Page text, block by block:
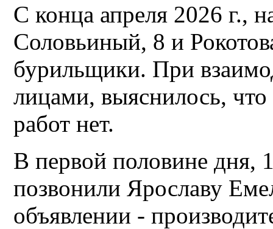
С конца апреля 2026 г.,
Соловьиный, 8 и
бурильщики. При
лицами, выяснилось,
работ нет.
В первой половине дня,
позвонили Ярославу
объявлении -